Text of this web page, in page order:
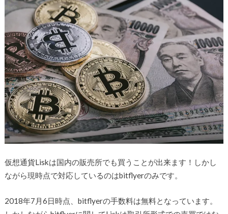
仮想通貨Liskは国内の販売所でも買うことが出来ます！しかし
ながら現時点で対応しているのはbitflyerのみです。
2018年7月6日時点、bitflyerの手数料は無料となっています。